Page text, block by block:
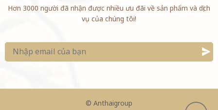
Hơn 3000 người đã nhận được nhiều ưu đãi về sản phẩm và dịch
vụ của chúng tôi!
© Anthaigroup